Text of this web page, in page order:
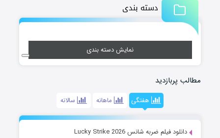
دسته بندی
نمایش دسته بندی
مطالب پربازدید
هفتگی ماهانه سالانه
دانلود فیلم ضربه شانس Lucky Strike 2026